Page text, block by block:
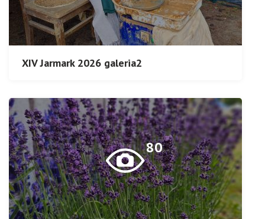
XIV Jarmark 2026 galeria2
80